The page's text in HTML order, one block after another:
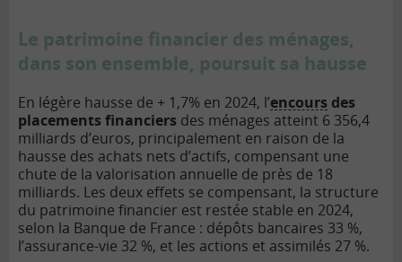
Le patrimoine financier des ménages,
dans son ensemble, poursuit sa hausse
En légère hausse de + 1,7% en 2024, l’encours des
placements financiers des ménages atteint 6 356,4
milliards d’euros, principalement en raison de la
hausse des achats nets d’actifs, compensant une
chute de la valorisation annuelle de près de 18
milliards. Les deux effets se compensant, la structure
du patrimoine financier est restée stable en 2024,
selon la Banque de France : dépôts bancaires 33 %,
l’assurance-vie 32 %, et les actions et assimilés 27 %.